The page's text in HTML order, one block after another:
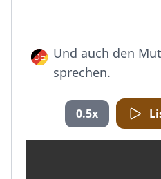
Und auch den
sprechen.
0.5x